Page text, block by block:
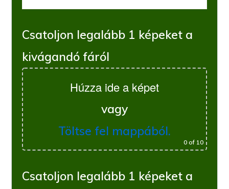
Csatoljon legalább 1 képeket a
kivágandó fáról
Húzza ide a képet
vagy
Töltse fel mappából.
0of 10
Csatoljon legalább 1 képeket a